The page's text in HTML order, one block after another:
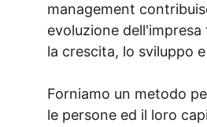
management
evoluzione
la crescita, lo sviluppo
Forniamo un metodo
le persone ed il loro